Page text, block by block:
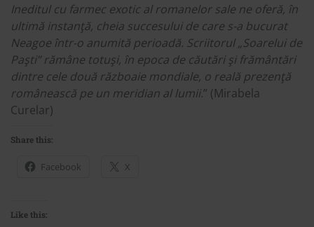
Ineditul cu farmec exotic al romanelor sale ne oferă, în
ultimă instanţă, cheia succesului de care s-a bucurat
Neagoe într-o anumită perioadă. Scriitorul „Soarelui de
Paşti” rămâne totuşi, în epoca de căutări şi frământări
dintre cele două războaie mondiale, o reală prezenţă
românească pe un meridian al lumii.” (Mirabela
Curelar)
Share this:
Facebook X
Like this: